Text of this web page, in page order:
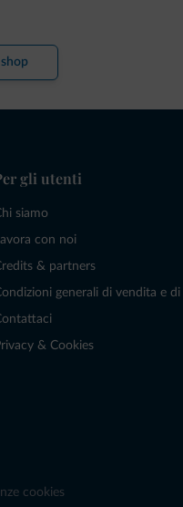
gli utenti
siamo
con noi
& partners
generali di vendita e
& Cookies
cookies